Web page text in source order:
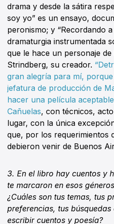
drama y desde la sátira
soy yo” es un ensayo,
peronismo; y “Recordando
dramaturgia instrumentada
que le hace un personaje
Strindberg, su creador.
gran alegría para mí,
jefatura de producción de
hacer una película
Cañuelas, con técnicos,
lugar, con la única
que, por los requerimientos
debieron venir de Buenos
3. En el libro hay cuentos y
te marcaron en esos
¿Cuáles son tus temas, tus
preferencias, tus
escribir cuentos y poesía?